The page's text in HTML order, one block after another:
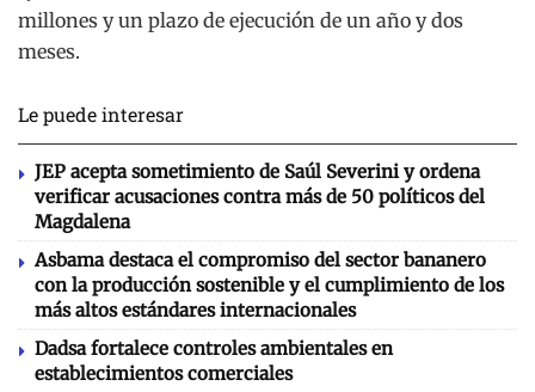
millones y un plazo de ejecución de un año y dos
meses.
Le puede interesar
JEP acepta sometimiento de Saúl Severini y ordena
verificar acusaciones contra más de 50 políticos del
Magdalena
Asbama destaca el compromiso del sector bananero
con la producción sostenible y el cumplimiento de los
más altos estándares internacionales
Dadsa fortalece controles ambientales en
establecimientos comerciales